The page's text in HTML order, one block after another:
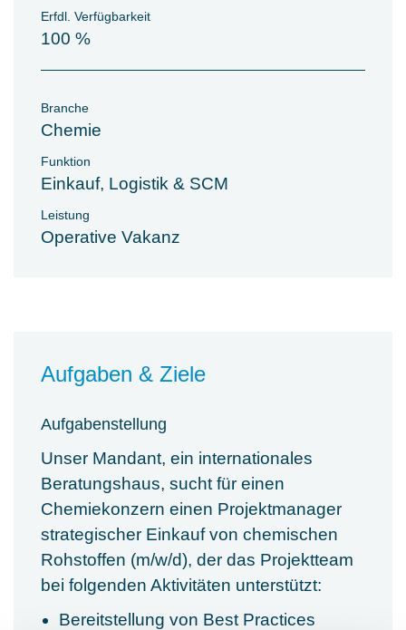
Erfdl. Verfügbarkeit
100 %
Branche
Chemie
Funktion
Einkauf, Logistik & SCM
Leistung
Operative Vakanz
Aufgaben & Ziele
Aufgabenstellung
Unser Mandant, ein internationales
Beratungshaus, sucht für einen
Chemiekonzern einen Projektmanager
strategischer Einkauf von chemischen
Rohstoffen (m/w/d), der das Projektteam
bei folgenden Aktivitäten unterstützt:
Bereitstellung von Best Practices